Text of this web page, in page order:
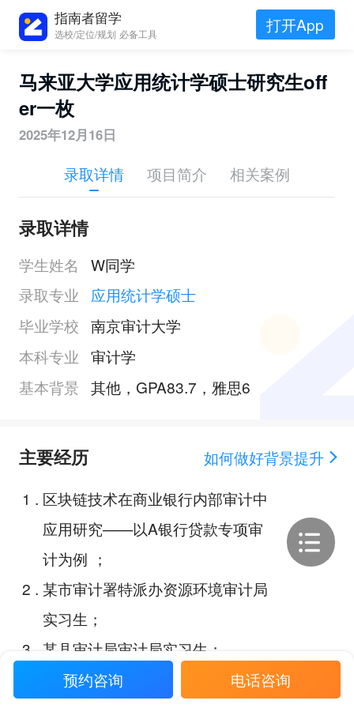
指南者留学
选校/定位/规划 必备工具 打开App
马来亚大学应用统计学硕士研究生off
er一枚
2025年12月16日
录取详情 项目简介 相关案例
录取详情
学生姓名
W同学
录取专业
应用统计学硕士
毕业学校 南京审计大学
本科专业 审计学
基本背景 其他，GPA83.7，雅思6
主要经历
如何做好背景提升
1 . 区块链技术在商业银行内部审计中
应用研究——以A银行贷款专项审
计为例 ；
2 . 某市审计署特派办资源环境审计局
实习生；
3
某县审计局审计局实习生；
国际企业管理挑战赛全国二等奖；
预约咨询 电话咨询